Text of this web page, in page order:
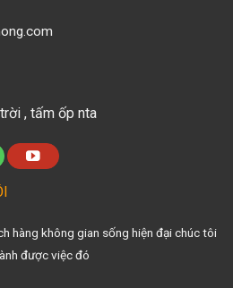
, tấm ốp nta
hàng không gian sống hiện đại chúc tôi
được việc đó